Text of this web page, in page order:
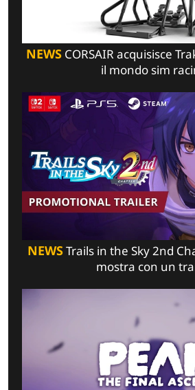
NEWSCORSAIR acquisisce
il mondo sim
NEWSTrails in the Sky 2nd
mostra con un